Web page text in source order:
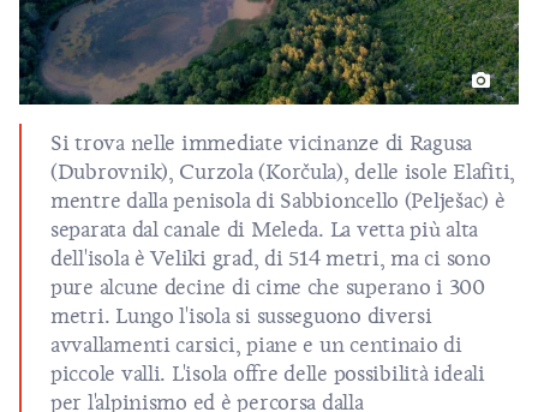
Si trova nelle immediate vicinanze di Ragusa
(Dubrovnik), Curzola (Korčula), delle isole Elafiti,
mentre dalla penisola di Sabbioncello (Pelješac) è
separata dal canale di Meleda. La vetta più alta
dell'isola è Veliki grad, di 514 metri, ma ci sono
pure alcune decine di cime che superano i 300
metri. Lungo l'isola si susseguono diversi
avvallamenti carsici, piane e un centinaio di
piccole valli. L'isola offre delle possibilità ideali
per l'alpinismo ed è percorsa dalla